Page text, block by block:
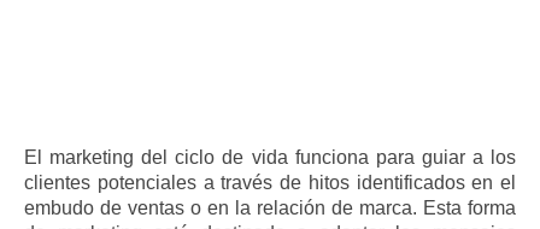
El marketing del ciclo de vida funciona para guiar a los
clientes potenciales a través de hitos identificados en el
embudo de ventas o en la relación de marca. Esta forma